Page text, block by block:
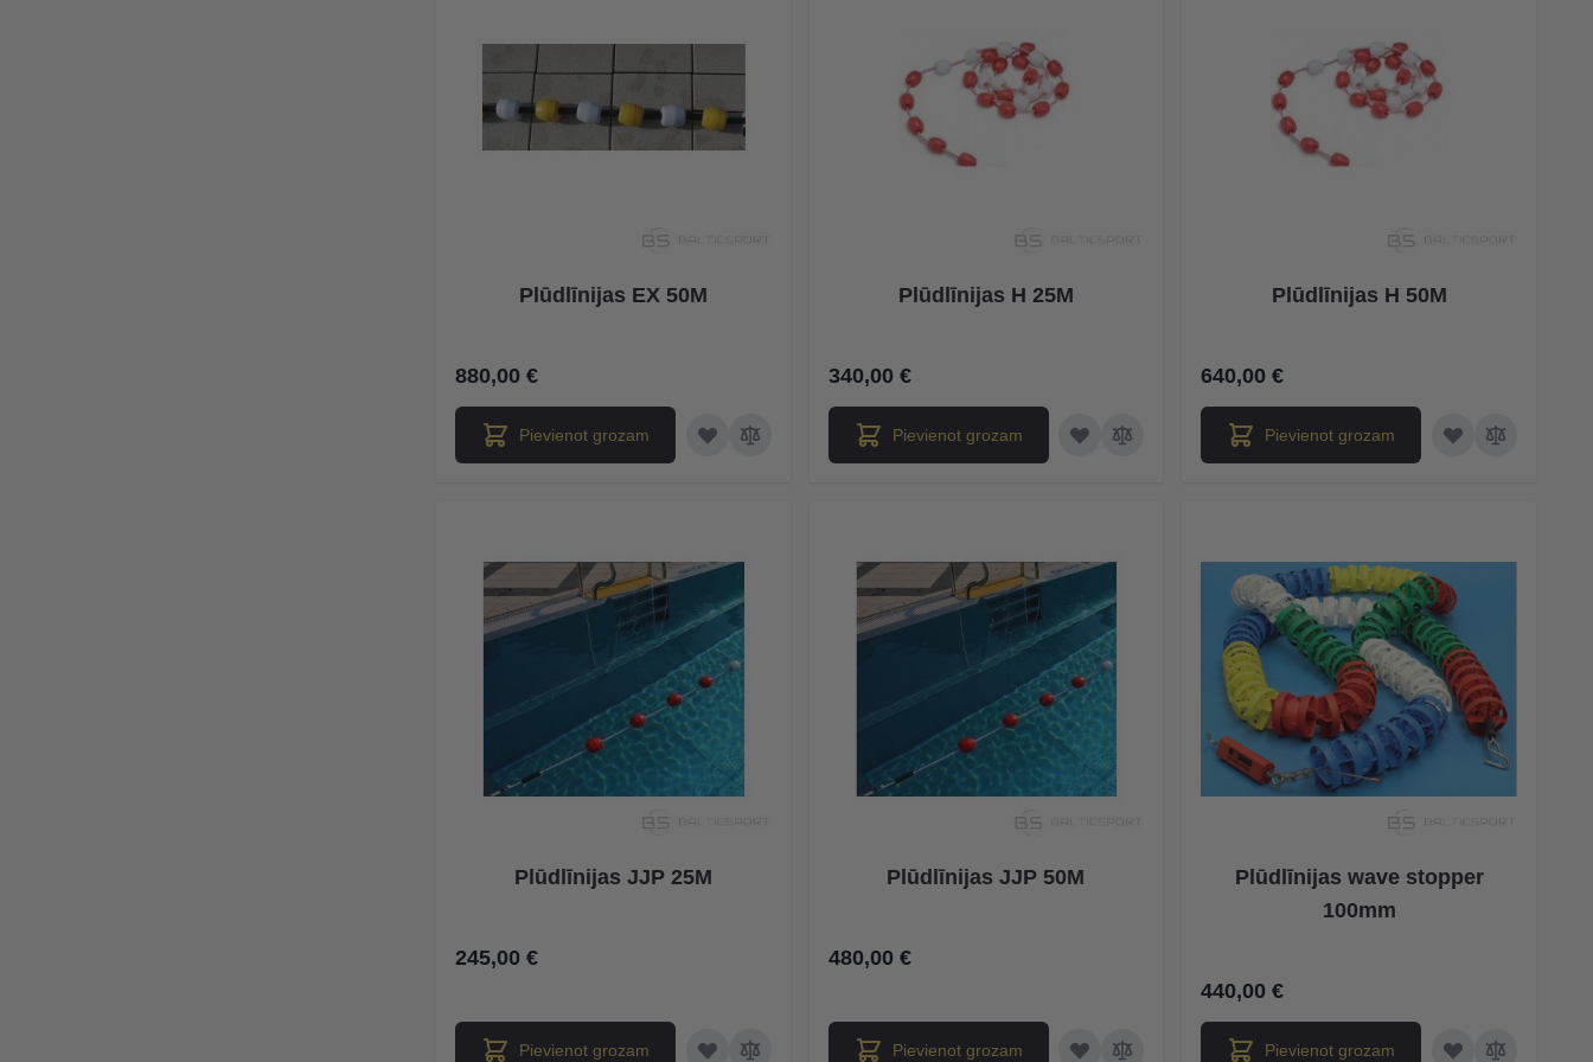
Plūdlīnijas EX 50M
880,00 €
Pievienot grozam
Plūdlīnijas H 25M
340,00 €
Pievienot grozam
Plūdlīnijas H 50M
640,00 €
Pievienot grozam
Plūdlīnijas JJP 25M
245,00 €
Pievienot grozam
Plūdlīnijas JJP 50M
480,00 €
Pievienot grozam
Plūdlīnijas wave stopper
100mm
440,00 €
Pievienot grozam